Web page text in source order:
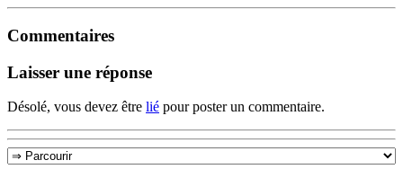
Commentaires
Laisser une réponse
Désolé, vous devez être lié pour poster un commentaire.